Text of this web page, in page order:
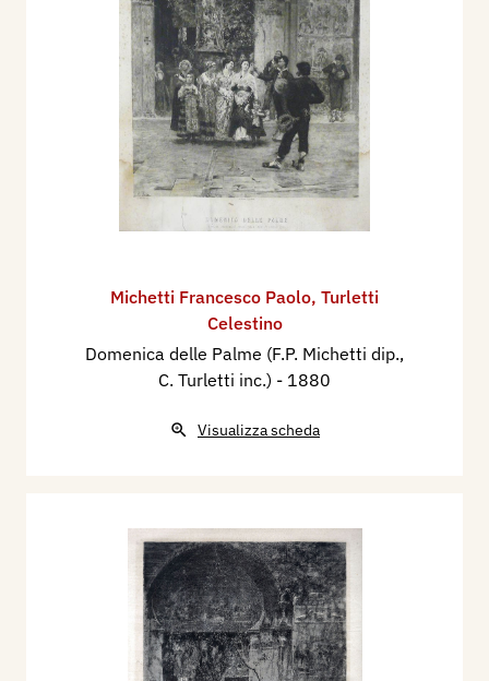
Michetti Francesco Paolo, Turletti
Celestino
Domenica delle Palme (F.P. Michetti dip.,
C. Turletti inc.) - 1880
Visualizza scheda